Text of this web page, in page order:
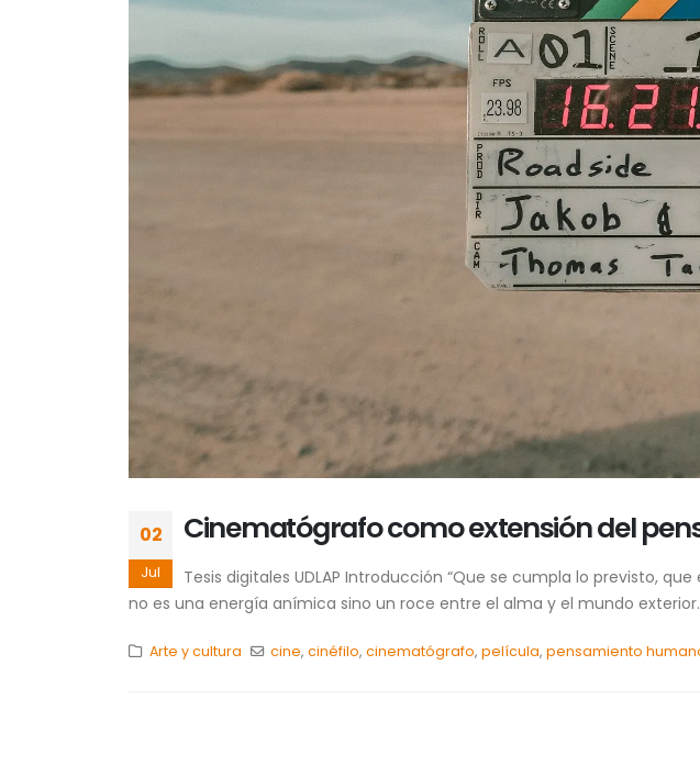
02
Jul
Cinematógrafo como extensión del
Tesis digitales UDLAP Introducción “Que se cumpla lo previsto,
no es una energía anímica sino un roce entre el alma y el mundo
Arte y cultura cine,cinéfilo,cinematógrafo,película,pensamiento